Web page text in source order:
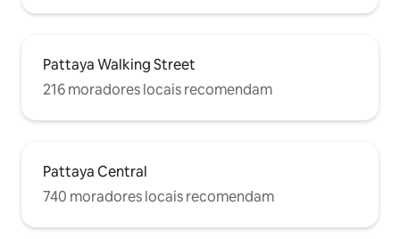
Pattaya Walking Street
216 moradores locais recomendam
Pattaya Central
740 moradores locais recomendam